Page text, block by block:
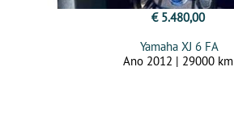
€ 5.480,00
Yamaha XJ 6 FA
Ano 2012 | 29000 km